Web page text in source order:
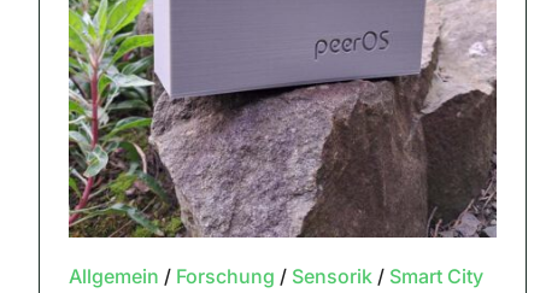
Allgemein / Forschung / Sensorik/ Smart City